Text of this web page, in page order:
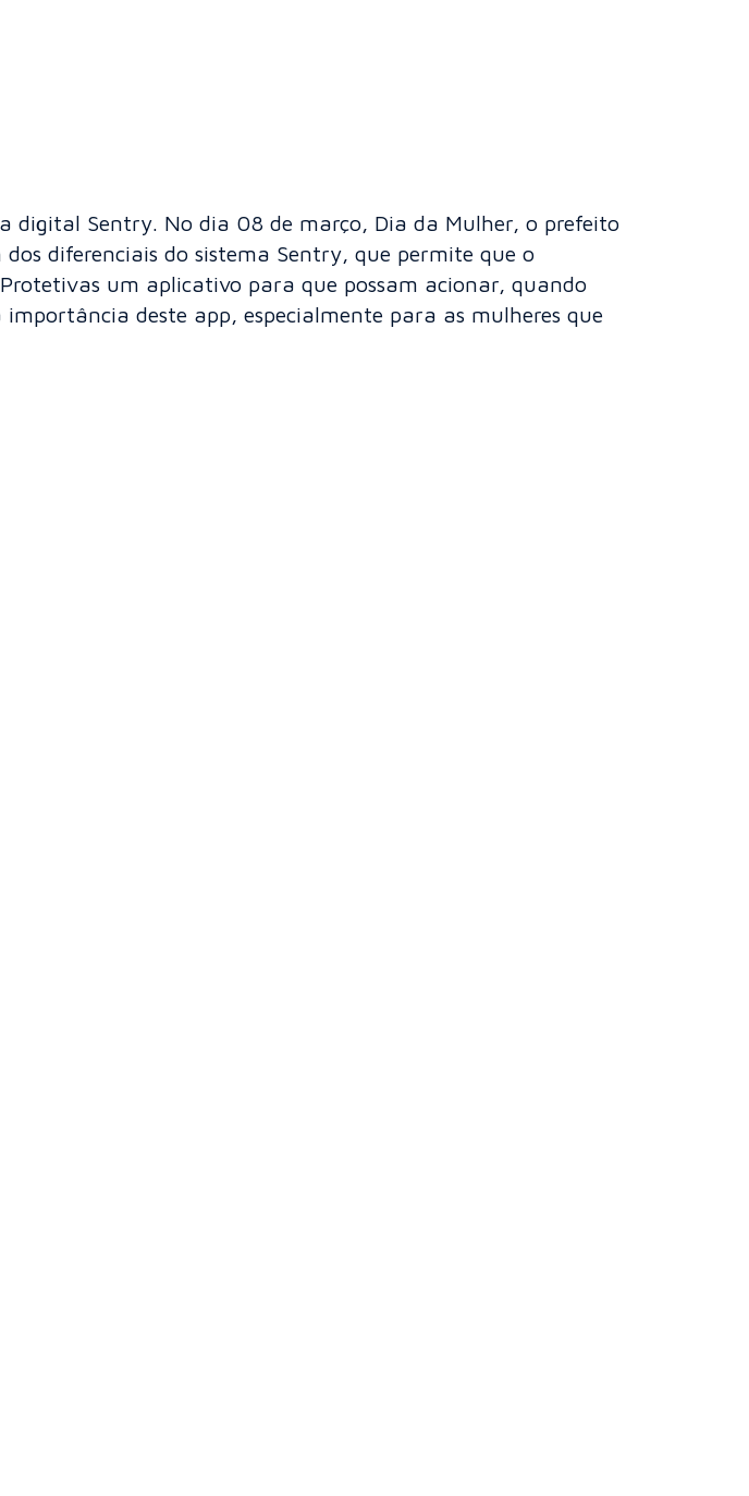
Sentry. No dia 08 de março, Dia da Mulher, o prefeito
diferenciais do sistema Sentry, que permite que o
um aplicativo para que possam acionar, quando
deste app, especialmente para as mulheres que